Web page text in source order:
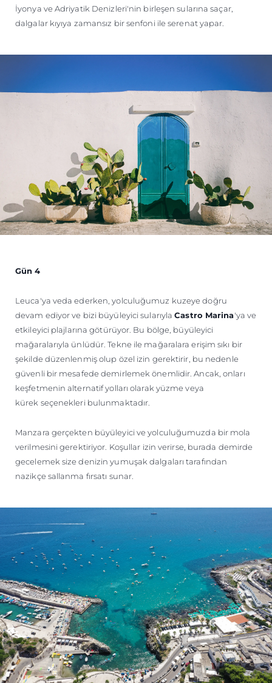
İyonya ve Adriyatik Denizleri'nin birleşen sularına saçar,
dalgalar kıyıya zamansız bir senfoni ile serenat yapar.
Gün 4
Leuca'ya veda ederken, yolculuğumuz kuzeye doğru
devam ediyor ve bizi büyüleyici sularıylaCastro Marina'ya ve
etkileyici plajlarına götürüyor. Bu bölge, büyüleyici
mağaralarıyla ünlüdür. Tekne ile mağaralara erişim sıkı bir
şekilde düzenlenmiş olup özel izin gerektirir, bu nedenle
güvenli bir mesafede demirlemek önemlidir. Ancak, onları
keşfetmenin alternatif yolları olarak yüzme veya
kürek seçenekleri bulunmaktadır.
Manzara gerçekten büyüleyici ve yolculuğumuzda bir mola
verilmesini gerektiriyor. Koşullar izin verirse, burada demirde
gecelemek size denizin yumuşak dalgaları tarafından
nazikçe sallanma fırsatı sunar.